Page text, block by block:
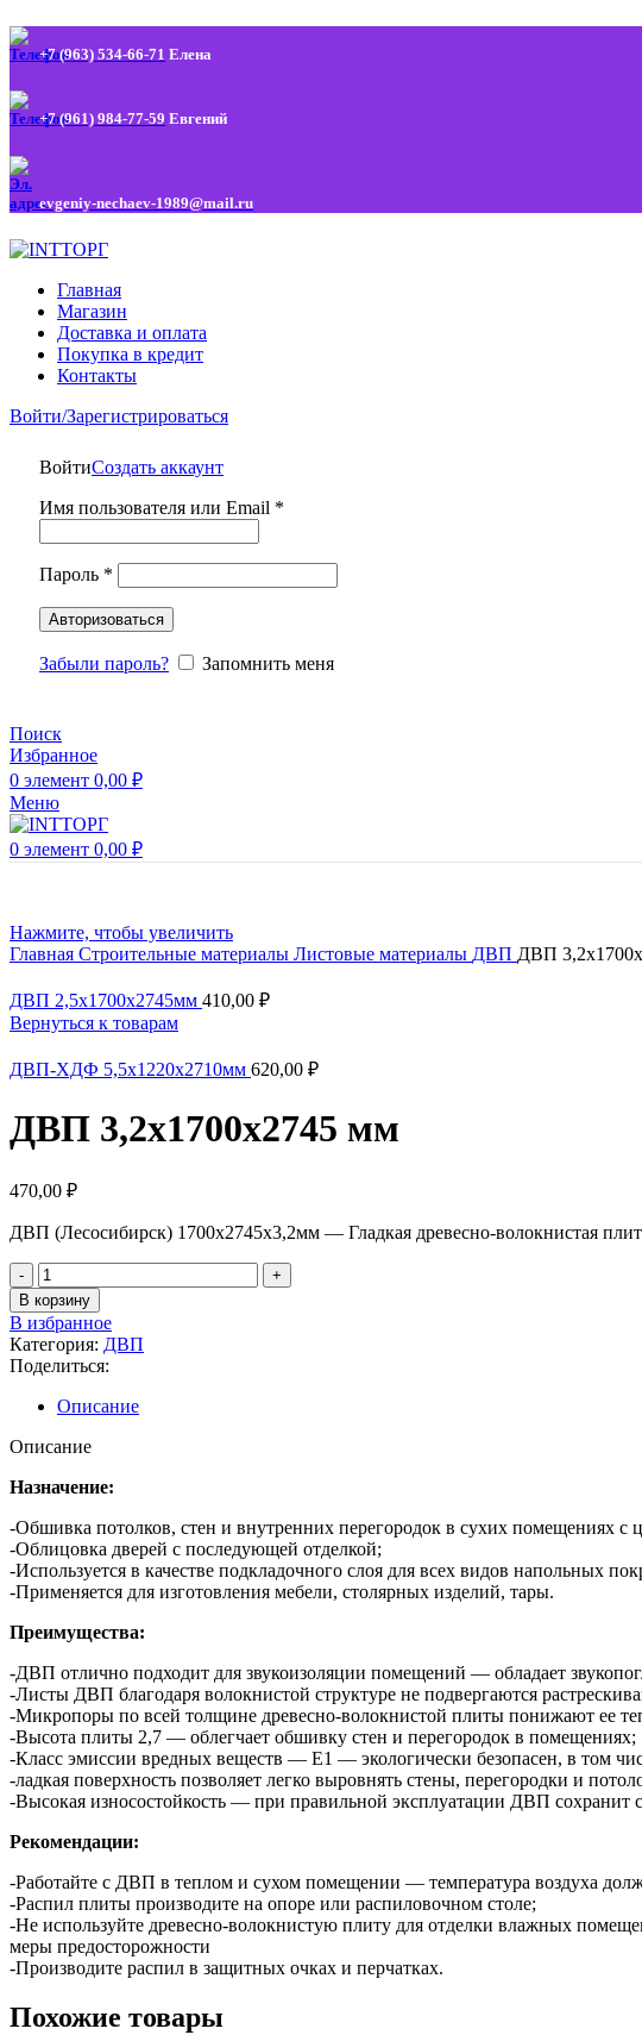
+7 (963) 534-66-71 Елена
+7 (961) 984-77-59 Евгений
evgeniy-nechaev-1989@mail.ru
Главная
Магазин
Доставка и оплата
Покупка в кредит
Контакты
Войти/Зарегистрироваться
ВойтиСоздать аккаунт
Имя пользователя или Email *
Пароль *
Авторизоваться
Забыли пароль? Запомнить меня
Поиск
Избранное
0 элемент 0,00 ₽
Меню
0 элемент 0,00 ₽
Нажмите, чтобы увеличить
Главная Строительные материалы Листовые материалы ДВП ДВП
ДВП 2,5х1700х2745мм 410,00 ₽
Вернуться к товарам
ДВП-ХДФ 5,5х1220х2710мм 620,00 ₽
ДВП 3,2х1700х2745 мм
470,00 ₽
ДВП (Лесосибирск) 1700х2745х3,2мм — Гладкая древесно-волокнистая
В корзину
В избранное
Категория: ДВП
Поделиться:
Описание
Описание
Назначение:
-Обшивка потолков, стен и внутренних перегородок в сухих помещениях с
-Облицовка дверей с последующей отделкой;
-Используется в качестве подкладочного слоя для всех видов напольных
-Применяется для изготовления мебели, столярных изделий, тары.
Преимущества:
-ДВП отлично подходит для звукоизоляции помещений — обладает
-Листы ДВП благодаря волокнистой структуре не подвергаются
-Микропоры по всей толщине древесно-волокнистой плиты понижают ее
-Высота плиты 2,7 — облегчает обшивку стен и перегородок в помещениях;
-Класс эмиссии вредных веществ — Е1 — экологически безопасен, в том
-ладкая поверхность позволяет легко выровнять стены, перегородки и
-Высокая износостойкость — при правильной эксплуатации ДВП сохранит
Рекомендации:
-Работайте с ДВП в теплом и сухом помещении — температура воздуха
-Распил плиты производите на опоре или распиловочном столе;
-Не используйте древесно-волокнистую плиту для отделки влажных
меры предосторожности
-Производите распил в защитных очках и перчатках.
Похожие товары